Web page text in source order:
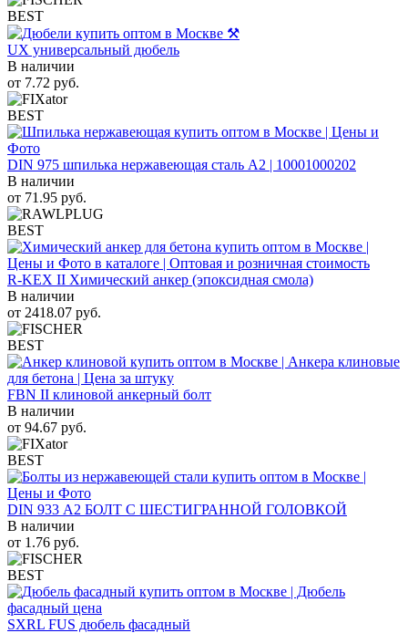
BEST
UX универсальный дюбель
В наличии
от 7.72 руб.
BEST
DIN 975 шпилька нержавеющая сталь A2 | 10001000202
В наличии
от 71.95 руб.
BEST
R-KEX II Химический анкер (эпоксидная смола)
В наличии
от 2418.07 руб.
BEST
FBN II клиновой анкерный болт
В наличии
от 94.67 руб.
BEST
DIN 933 А2 БОЛТ С ШЕСТИГРАННОЙ ГОЛОВКОЙ
В наличии
от 1.76 руб.
BEST
SXRL FUS дюбель фасадный